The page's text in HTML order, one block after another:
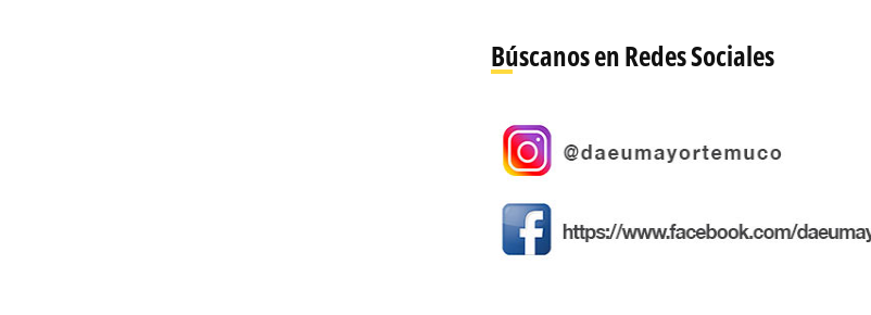
Búscanos en Redes Sociales